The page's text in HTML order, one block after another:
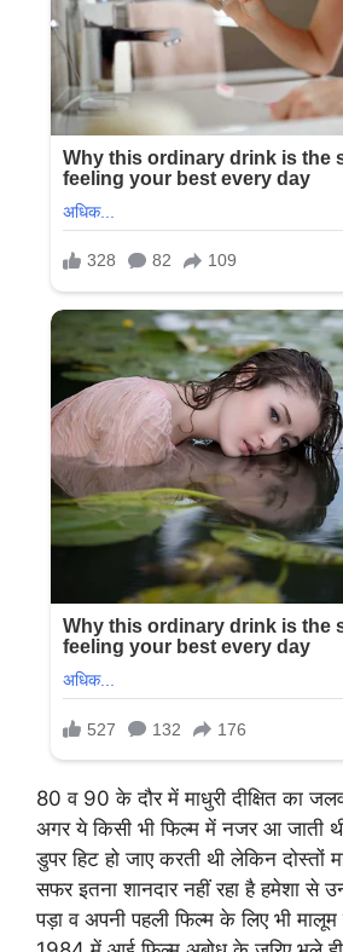
80 व 90 के दौर में माधुरी दीक्षित का
अगर ये किसी भी फिल्म में नजर आ जाती
डुपर हिट हो जाए करती थी लेकिन दोस्तों
सफर इतना शानदार नहीं रहा है हमेशा से
पड़ा व अपनी पहली फिल्म के लिए भी मालूम